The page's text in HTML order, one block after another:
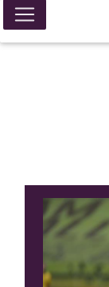
False{ return; }